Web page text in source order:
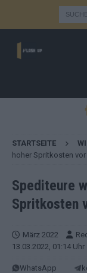
STARTSEITE
hoher Spritkosten
Spediteure
Spritkosten
März 2022
13.03.2022, 01:14 Uhr
WhatsApp